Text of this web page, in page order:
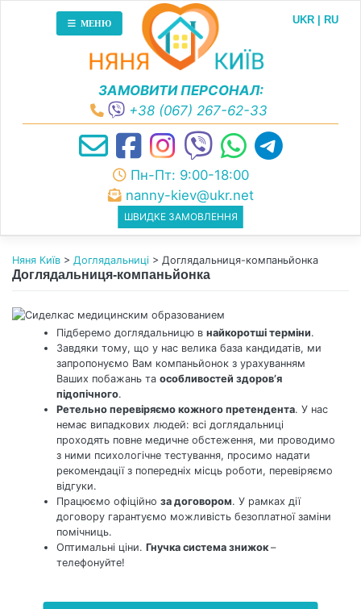
МЕНЮ UKR RU
ЗАМОВИТИ ПЕРСОНАЛ:
+38 (067) 267-62-33
Пн-Пт: 9:00-18:00
nanny-kiev@ukr.net
ШВИДКЕ ЗАМОВЛЕННЯ
Няня Київ > Доглядальниці > Доглядальниця-компаньйонка
Доглядальниця-компаньйонка
Підберемо доглядальницю в найкоротші терміни.
Завдяки тому, що у нас велика база кандидатів, ми
запропонуємо Вам компаньйонок з урахуванням
Ваших побажань та особливостей здоров’я
підопічного.
Ретельно перевіряємо кожного претендента. У нас
немає випадкових людей: всі доглядальниці
проходять повне медичне обстеження, ми проводимо
з ними психологічне тестування, просимо надати
рекомендації з попередніх місць роботи, перевіряємо
відгуки.
Працюємо офіційно за договором. У рамках дії
договору гарантуємо можливість безоплатної заміни
помічниць.
Оптимальні ціни. Гнучка система знижок–
телефонуйте!